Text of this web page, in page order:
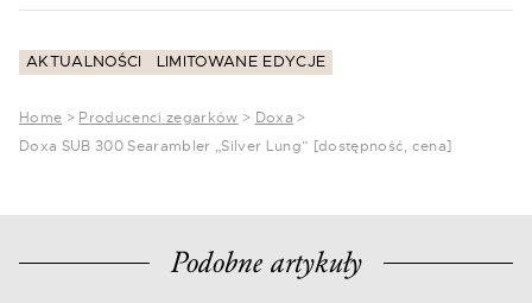
AKTUALNOŚCI LIMITOWANE EDYCJE
Home > Producenci zegarków > Doxa >
Doxa SUB 300 Searambler „Silver Lung” [dostępność, cena]
Podobne artykuły